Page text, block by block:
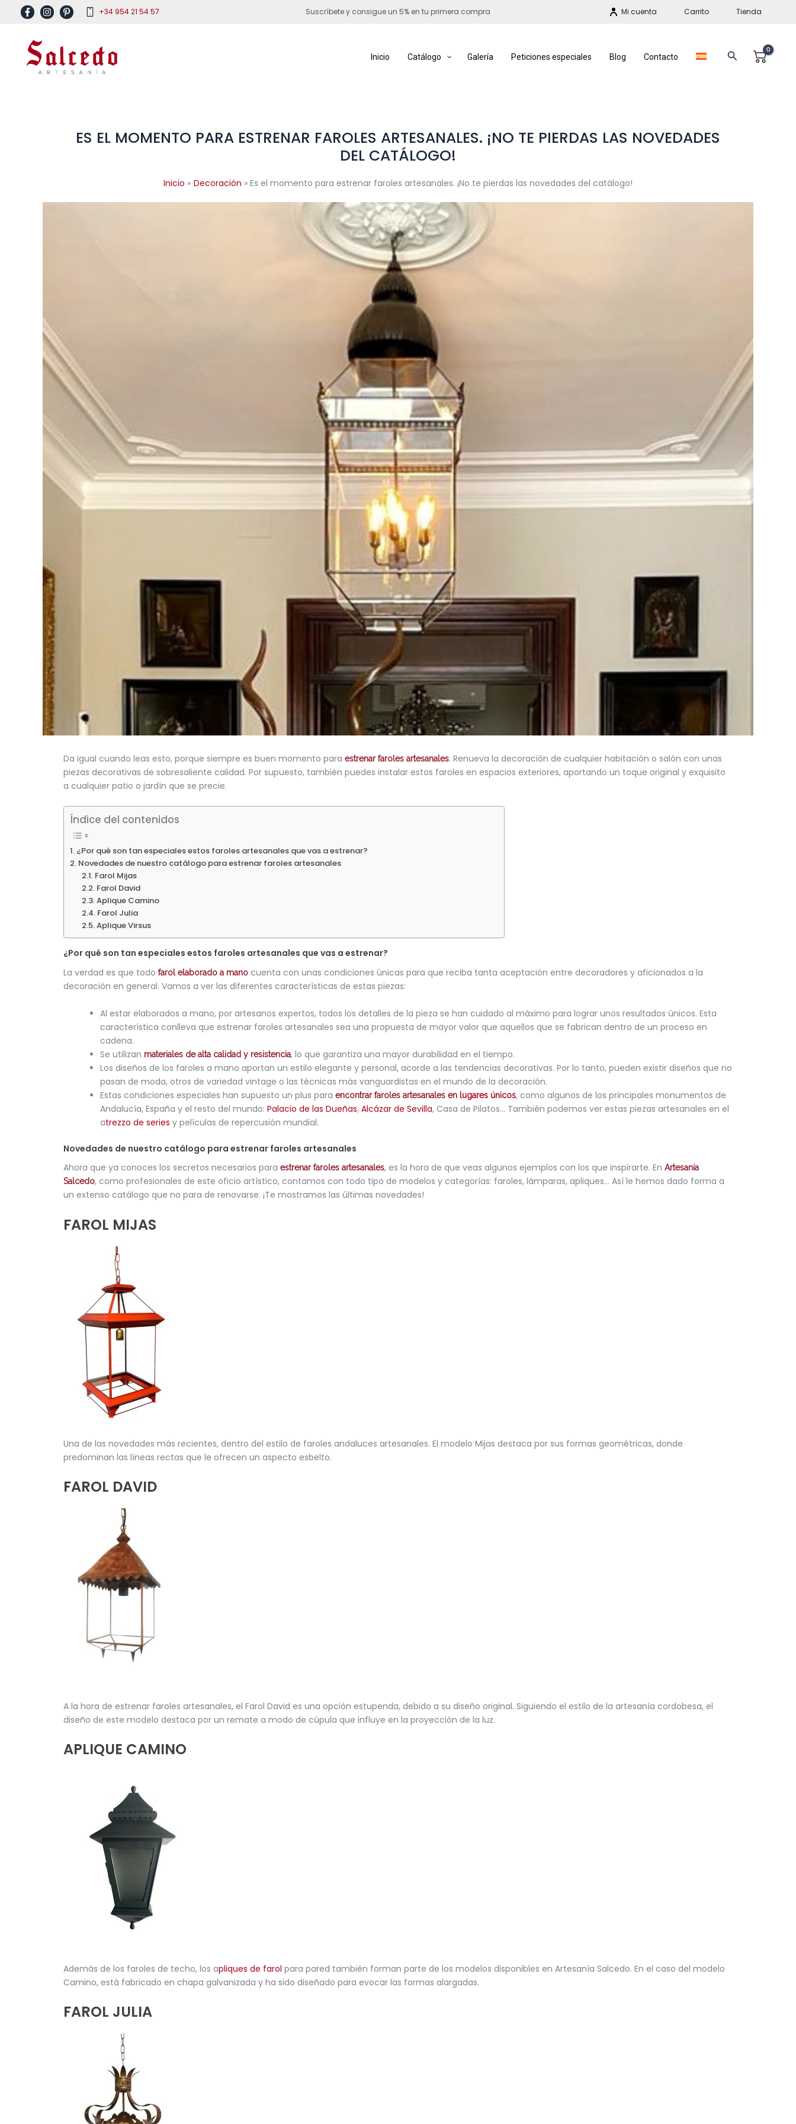
+34 954 21 54 57 Suscríbete y consigue un 5% en tu primera compra Mi cuenta Carrito Tienda
Inicio Catálogo Galería Peticiones especiales Blog Contacto Buscar
ES EL MOMENTO PARA ESTRENAR FAROLES ARTESANALES. ¡NO TE PIERDAS LAS NOVEDADES
DEL CATÁLOGO!
Inicio Decoración Es el momento para estrenar faroles artesanales. ¡No te pierdas las novedades del catálogo!
Da igual cuando leas esto, porque siempre es buen momento para estrenar faroles artesanales. Renueva la decoración de cualquier habitación o salón con unas
piezas decorativas de sobresaliente calidad. Por supuesto, también puedes instalar estos faroles en espacios exteriores, aportando un toque original y exquisito
a cualquier patio o jardín que se precie.
Índice del contenidos
¿Por qué son tan especiales estos faroles artesanales que vas a estrenar?
Novedades de nuestro catálogo para estrenar faroles artesanales
Farol Mijas
Farol David
Aplique Camino
Farol Julia
Aplique Virsus
¿Por qué son tan especiales estos faroles artesanales que vas a estrenar?
La verdad es que todo farol elaborado a mano cuenta con unas condiciones únicas para que reciba tanta aceptación entre decoradores y aficionados a la
decoración en general. Vamos a ver las diferentes características de estas piezas:
Al estar elaborados a mano, por artesanos expertos, todos los detalles de la pieza se han cuidado al máximo para lograr unos resultados únicos. Esta
característica conlleva que estrenar faroles artesanales sea una propuesta de mayor valor que aquellos que se fabrican dentro de un proceso en
cadena.
Se utilizan materiales de alta calidad y resistencia, lo que garantiza una mayor durabilidad en el tiempo.
Los diseños de los faroles a mano aportan un estilo elegante y personal, acorde a las tendencias decorativas. Por lo tanto, pueden existir diseños que no
pasan de moda, otros de variedad vintage o las técnicas más vanguardistas en el mundo de la decoración.
Estas condiciones especiales han supuesto un plus para encontrar faroles artesanales en lugares únicos, como algunos de los principales monumentos de
Andalucía, España y el resto del mundo: Palacio de las Dueñas, Alcázar de Sevilla, Casa de Pilatos… También podemos ver estas piezas artesanales en el
atrezzo de series y películas de repercusión mundial.
Novedades de nuestro catálogo para estrenar faroles artesanales
Ahora que ya conoces los secretos necesarios para estrenar faroles artesanales, es la hora de que veas algunos ejemplos con los que inspirarte. En Artesanía
Salcedo, como profesionales de este oficio artístico, contamos con todo tipo de modelos y categorías: faroles, lámparas, apliques… Así le hemos dado forma a
un extenso catálogo que no para de renovarse. ¡Te mostramos las últimas novedades!
FAROL MIJAS
Una de las novedades más recientes, dentro del estilo de faroles andaluces artesanales. El modelo Mijas destaca por sus formas geométricas, donde
predominan las líneas rectas que le ofrecen un aspecto esbelto.
FAROL DAVID
A la hora de estrenar faroles artesanales, el Farol David es una opción estupenda, debido a su diseño original. Siguiendo el estilo de la artesanía cordobesa, el
diseño de este modelo destaca por un remate a modo de cúpula que influye en la proyección de la luz.
APLIQUE CAMINO
Además de los faroles de techo, los apliques de farol para pared también forman parte de los modelos disponibles en Artesanía Salcedo. En el caso del modelo
Camino, está fabricado en chapa galvanizada y ha sido diseñado para evocar las formas alargadas.
FAROL JULIA